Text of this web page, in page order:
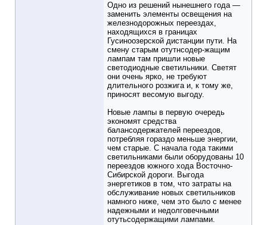
Одно из решений нынешнего года —
заменить элементы освещения на
железнодорожных переездах,
находящихся в границах
Гусиноозерской дистанции пути. На
смену старым отутнсодер-жащим
лампам там пришли новые
светодиодные светильники. Светят
они очень ярко, не требуют
длительного розжига и, к тому же,
приносят весомую выгоду.
Новые лампы в первую очередь
экономят средства
балансодержателей переездов,
потребляя гораздо меньше энергии,
чем старые. С начала года такими
светильниками были оборудованы 10
переездов южного хода Восточно-
Сибирской дороги. Выгода
энергетиков в том, что затраты на
обслуживание новых светильников
намного ниже, чем это было с менее
надежными и недолговечными
отутьсодержащими лампами.